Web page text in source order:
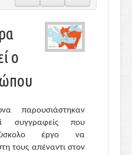
ο
παρουσιάστηκαν
συγγραφείς που
έργο να
τους απέναντι στον